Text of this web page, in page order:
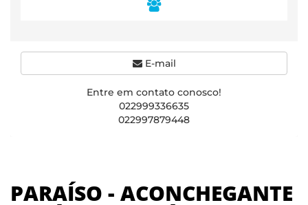
PARAÍSO - ACONCHEGANTE
E-mail
Entre em contato conosco!
022999336635
022997879448